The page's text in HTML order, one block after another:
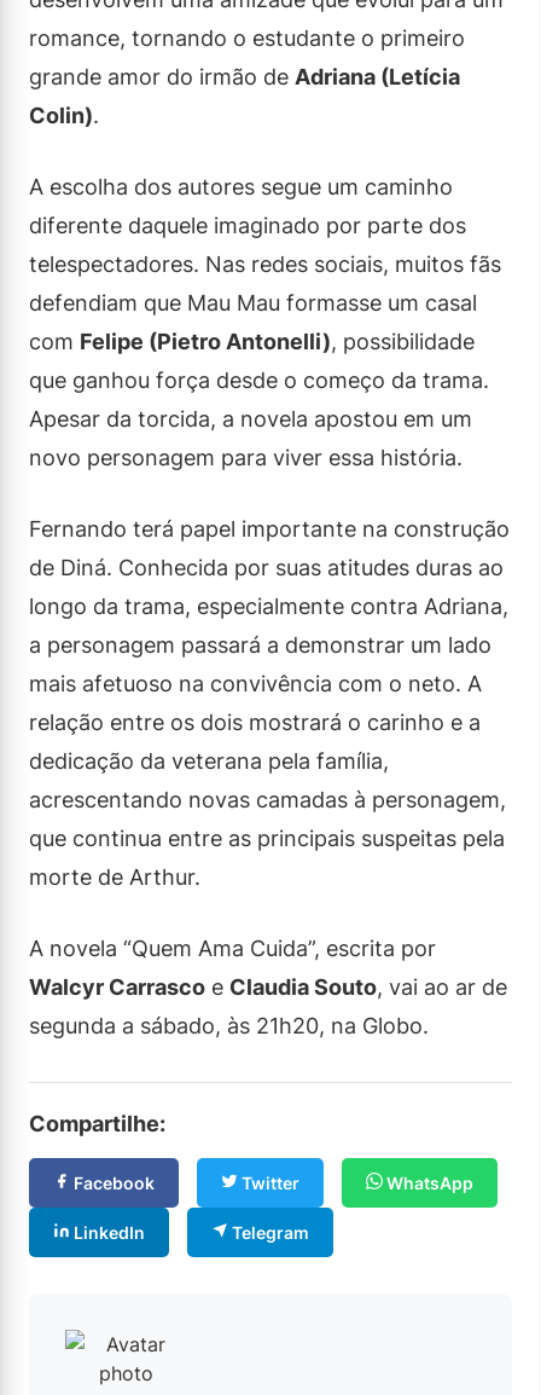
romance, tornando o estudante o primeiro
grande amor do irmão de Adriana (Letícia
Colin).
A escolha dos autores segue um caminho
diferente daquele imaginado por parte dos
telespectadores. Nas redes sociais, muitos fãs
defendiam que Mau Mau formasse um casal
com Felipe (Pietro Antonelli), possibilidade
que ganhou força desde o começo da trama.
Apesar da torcida, a novela apostou em um
novo personagem para viver essa história.
Fernando terá papel importante na construção
de Diná. Conhecida por suas atitudes duras ao
longo da trama, especialmente contra Adriana,
a personagem passará a demonstrar um lado
mais afetuoso na convivência com o neto. A
relação entre os dois mostrará o carinho e a
dedicação da veterana pela família,
acrescentando novas camadas à personagem,
que continua entre as principais suspeitas pela
morte de Arthur.
A novela “Quem Ama Cuida”, escrita por
Walcyr Carrasco e Claudia Souto, vai ao ar de
segunda a sábado, às 21h20, na Globo.
Compartilhe:
Facebook Twitter WhatsApp
LinkedIn Telegram